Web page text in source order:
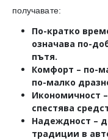
получавате:
По-кратко
означава по-
пътя.
Комфорт – по-
по-малко
Икономичност
спестява
Надеждност –
традиции в